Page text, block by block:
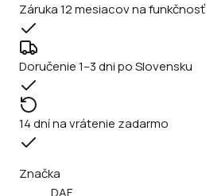
Záruka 12 mesiacov na funkčnosť
Doručenie 1–3 dni po Slovensku
14 dní na vrátenie zadarmo
Značka